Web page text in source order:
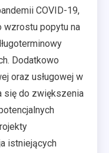
COVID-19,
wzrostu popytu na
Dodatkowo
oraz usługowej w
się do zwiększenia
istniejących